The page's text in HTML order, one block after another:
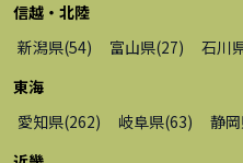
信越・北陸
新潟県(54) 富山県(27) 石川
東海
愛知県(262) 岐阜県(63) 静